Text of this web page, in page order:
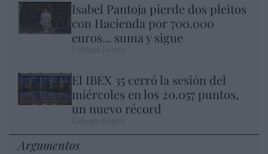
Isabel Pantoja pierde dos pleitos
con Hacienda por 700.000
euros... suma y sigue
El IBEX 35 cerró la sesión del
miércoles en los 20.057 puntos,
un nuevo récord
Argumentos